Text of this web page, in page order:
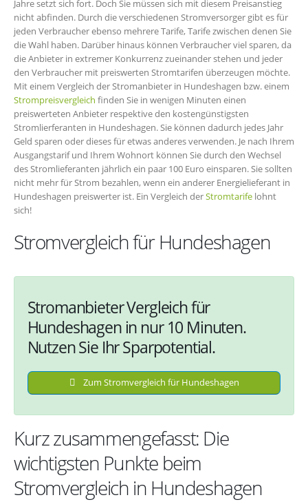
Jahre setzt sich fort. Doch Sie müssen sich mit diesem Preisanstieg
nicht abfinden. Durch die verschiedenen Stromversorger gibt es für
jeden Verbraucher ebenso mehrere Tarife, Tarife zwischen denen Sie
die Wahl haben. Darüber hinaus können Verbraucher viel sparen, da
die Anbieter in extremer Konkurrenz zueinander stehen und jeder
den Verbraucher mit preiswerten Stromtarifen überzeugen möchte.
Mit einem Vergleich der Stromanbieter in Hundeshagen bzw. einem
Strompreisvergleich finden Sie in wenigen Minuten einen
preiswerteten Anbieter respektive den kostengünstigsten
Stromlierferanten in Hundeshagen. Sie können dadurch jedes Jahr
Geld sparen oder dieses für etwas anderes verwenden. Je nach Ihrem
Ausgangstarif und Ihrem Wohnort können Sie durch den Wechsel
des Stromlieferanten jährlich ein paar 100 Euro einsparen. Sie sollten
nicht mehr für Strom bezahlen, wenn ein anderer Energielieferant in
Hundeshagen preiswerter ist. Ein Vergleich derStromtarife lohnt
sich!
Stromvergleich für Hundeshagen
Stromanbieter Vergleich für
Hundeshagen in nur 10 Minuten.
Nutzen Sie Ihr Sparpotential.
Zum Stromvergleich für Hundeshagen
Kurz zusammengefasst: Die
wichtigsten Punkte beim
Stromvergleich in Hundeshagen